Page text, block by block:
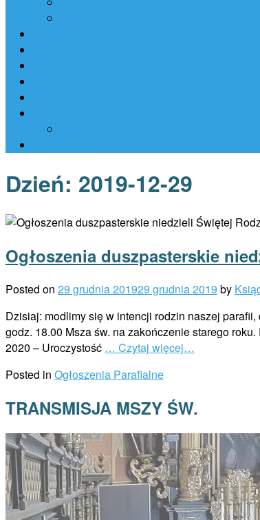
Dzień: 2019-12-29
Ogłoszenia duszpasterskie
Posted on 29 grudnia 201929 grudnia 2019 by
Dzisiaj: modlimy się w intencji rodzin naszej
godz. 18.00 Msza św. na zakończenie starego
2020 – Uroczystość … Czytaj więcej…
Posted in Ogłoszenia Parafialne
TRANSMISJA MSZY ŚW.